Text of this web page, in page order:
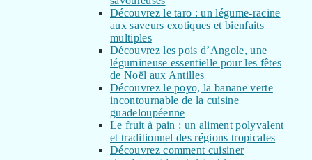
Découvrez le taro : un légume-racine
aux saveurs exotiques et bienfaits
multiples
Découvrez les pois d’Angole, une
légumineuse essentielle pour les fêtes
de Noël aux Antilles
Découvrez le poyo, la banane verte
incontournable de la cuisine
guadeloupéenne
Le fruit à pain : un aliment polyvalent
et traditionnel des régions tropicales
Découvrez comment cuisiner